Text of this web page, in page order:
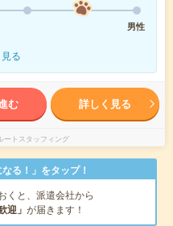
男性
る
む 詳しく見る
ートスタッフィング
る！」をタップ！
くと、派遣会社から
迎」 が届きます！